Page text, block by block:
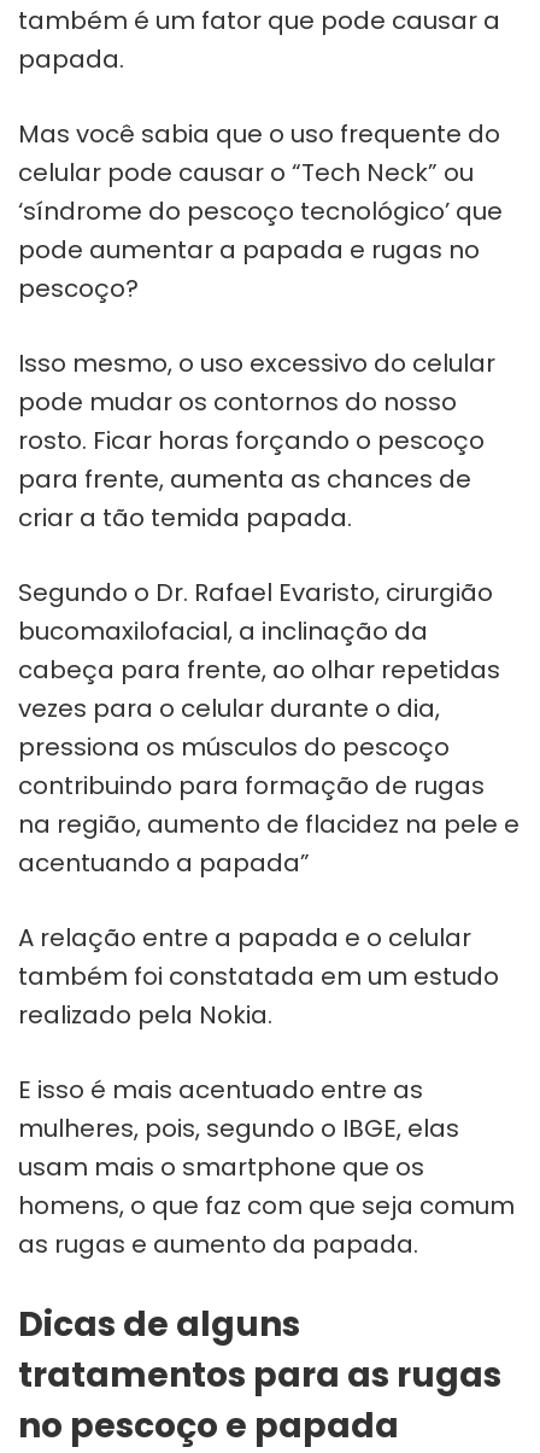
também é um fator que pode causar a
papada.
Mas você sabia que o uso frequente do
celular pode causar o “Tech Neck” ou
‘síndrome do pescoço tecnológico’ que
pode aumentar a papada e rugas no
pescoço?
Isso mesmo, o uso excessivo do celular
pode mudar os contornos do nosso
rosto. Ficar horas forçando o pescoço
para frente, aumenta as chances de
criar a tão temida papada.
Segundo o Dr. Rafael Evaristo, cirurgião
bucomaxilofacial, a inclinação da
cabeça para frente, ao olhar repetidas
vezes para o celular durante o dia,
pressiona os músculos do pescoço
contribuindo para formação de rugas
na região, aumento de flacidez na pele e
acentuando a papada”
A relação entre a papada e o celular
também foi constatada em um estudo
realizado pela Nokia.
E isso é mais acentuado entre as
mulheres, pois, segundo o IBGE, elas
usam mais o smartphone que os
homens, o que faz com que seja comum
as rugas e aumento da papada.
Dicas de alguns
tratamentos para as rugas
no pescoço e papada